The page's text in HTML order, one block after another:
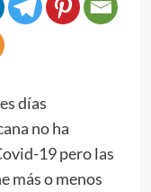
días
no ha
19 pero las
más o menos